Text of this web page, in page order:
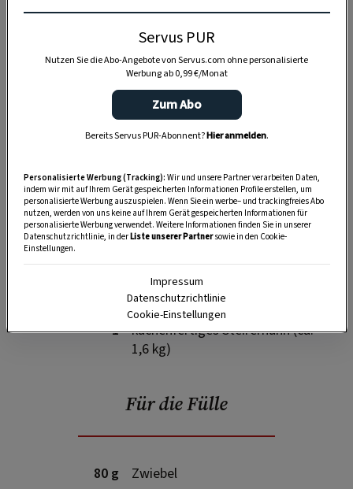
SPEICHERN DRUCKEN
Zutaten
1
küchenfertiges Steirerhuhn (ca.
1,6 kg)
Für die Fülle
80 g
Zwiebel
Servus PUR
Nutzen Sie die Abo-Angebote von Servus.com ohne personalisierte
Werbung ab 0,99 €/Monat
Zum Abo
Bereits Servus PUR-Abonnent?Hier anmelden.
Personalisierte Werbung (Tracking): Wir und unsere Partner verarbeiten Daten,
indem wir mit auf Ihrem Gerät gespeicherten Informationen Profile erstellen, um
personalisierte Werbung auszuspielen. Wenn Sie ein werbe– und trackingfreies Abo
nutzen, werden von uns keine auf Ihrem Gerät gespeicherten Informationen für
personalisierte Werbung verwendet. Weitere Informationen finden Sie in unserer
Datenschutzrichtlinie, in derListe unserer Partnersowie in den Cookie-
Einstellungen.
Impressum
Datenschutzrichtlinie
Cookie-Einstellungen